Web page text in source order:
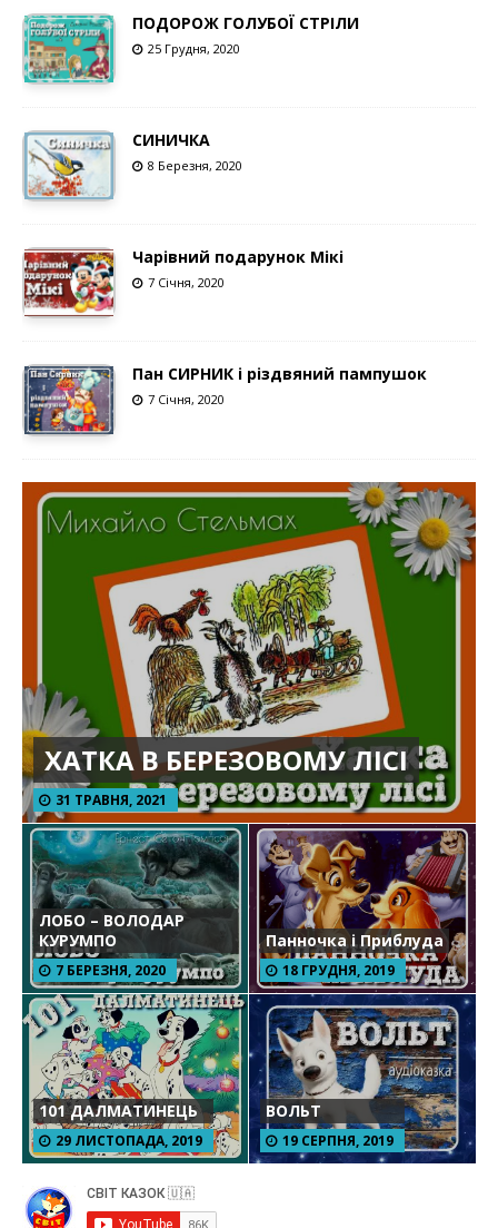
ПОДОРОЖ ГОЛУБОЇ СТРІЛИ
25 Грудня, 2020
СИНИЧКА
8 Березня, 2020
Чарівний подарунок Мікі
7 Січня, 2020
Пан СИРНИК і різдвяний пампушок
7 Січня, 2020
ХАТКА В БЕРЕЗОВОМУ ЛІСІ
31 ТРАВНЯ, 2021
ЛОБО – ВОЛОДАР
КУРУМПО
7 БЕРЕЗНЯ, 2020
Панночка і Приблуда
18 ГРУДНЯ, 2019
101 ДАЛМАТИНЕЦЬ
29 ЛИСТОПАДА, 2019
ВОЛЬТ
19 СЕРПНЯ, 2019